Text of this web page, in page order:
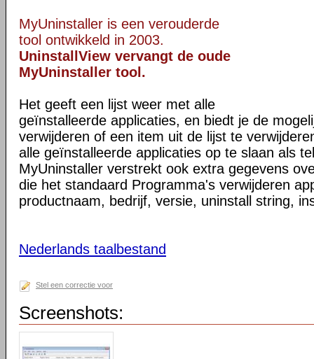
MyUninstaller is een verouderde
tool ontwikkeld in 2003.
UninstallView vervangt de oude
MyUninstaller tool.
Het geeft een lijst weer met alle
geïnstalleerde applicaties, en biedt je de
verwijderen of een item uit de lijst te
alle geïnstalleerde applicaties op te slaan als
MyUninstaller verstrekt ook extra gegevens
die het standaard Programma's verwijderen
productnaam, bedrijf, versie, uninstall string,
Nederlands taalbestand
Stel een correctie voor
Screenshots: